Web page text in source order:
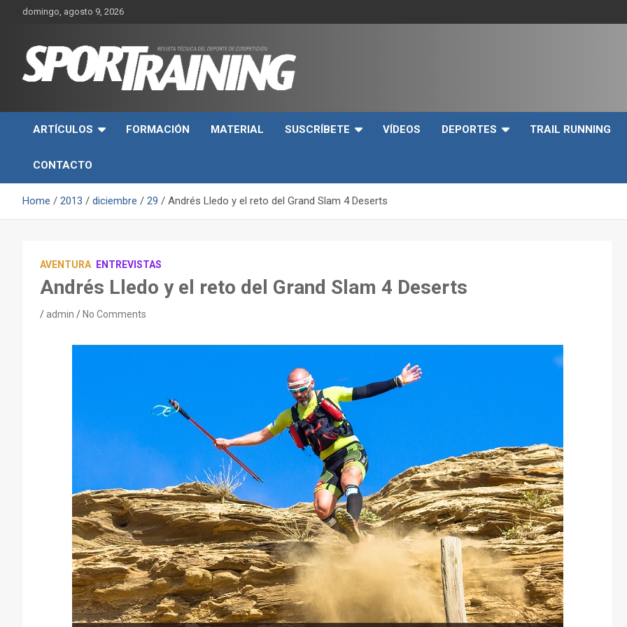
domingo, agosto 9, 2026
Revista técnica del
rendimiento, nutrición y entrenamiento.
ARTÍCULOS
FORMACIÓN MATERIAL SUSCRÍBETE VÍDEOS DEPORTES TRAIL RUNNING
CONTACTO
Home 2013 diciembre 29 Andrés Lledo y el reto del Grand Slam 4 Deserts
AVENTURA ENTREVISTAS
Andrés Lledo y el reto del Grand Slam 4 Deserts
admin No Comments